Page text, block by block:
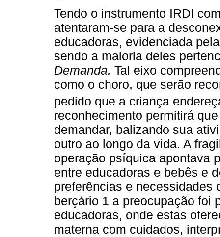
Tendo o instrumento IRDI
atentaram-se para a
educadoras, evidenciada
sendo a maioria deles
Demanda. Tal eixo
como o choro, que serão
pedido que a criança
reconhecimento permitirá
demandar, balizando sua
outro ao longo da vida. A
operação psíquica apontava
entre educadoras e bebês e
preferências e necessidades
berçário 1 a preocupação foi
educadoras, onde estas
materna com cuidados,